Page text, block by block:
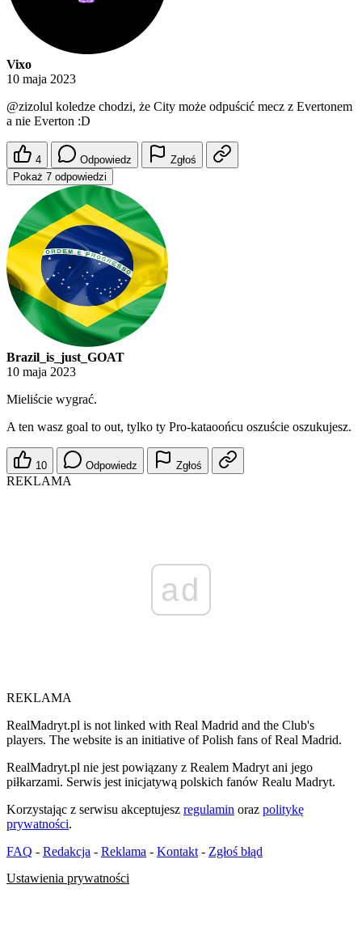
Vixo
10 maja 2023
@zizolul koledze chodzi, że City może odpuścić mecz z Evertonem
a nie Everton :D
4 Odpowiedz
Zgłoś
Pokaż 7 odpowiedzi
Brazil_is_just_GOAT
10 maja 2023
Mieliście wygrać.
A ten wasz goal to out, tylko ty Pro-kataoońcu oszuście oszukujesz.
10 Odpowiedz Zgłoś
REKLAMA
ad
REKLAMA
RealMadryt.pl is not linked with Real Madrid and the Club's
players. The website is an initiative of Polish fans of Real Madrid.
RealMadryt.pl nie jest powiązany z Realem Madryt ani jego
piłkarzami. Serwis jest inicjatywą polskich fanów Realu Madryt.
Korzystając z serwisu akceptujesz regulamin oraz politykę
prywatności.
FAQ - Redakcja - Reklama - Kontakt - Zgłoś błąd
Ustawienia prywatności